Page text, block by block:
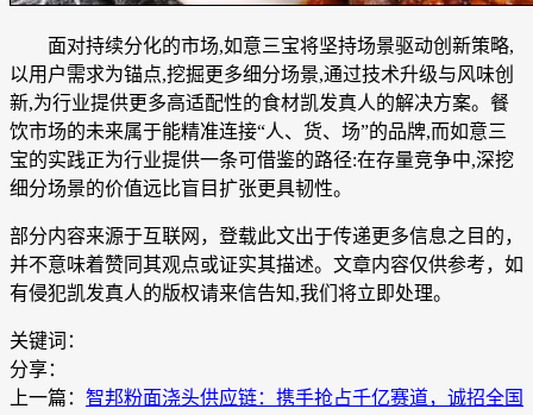
面对持续分化的市场,如意三宝将坚持场景驱动创新策略,
以用户需求为锚点,挖掘更多细分场景,通过技术升级与风味创
新,为行业提供更多高适配性的食材凯发真人的解决方案。餐
饮市场的未来属于能精准连接“人、货、场”的品牌,而如意三
宝的实践正为行业提供一条可借鉴的路径:在存量竞争中,深挖
细分场景的价值远比盲目扩张更具韧性。
部分内容来源于互联网，登载此文出于传递更多信息之目的，
并不意味着赞同其观点或证实其描述。文章内容仅供参考，如
有侵犯凯发真人的版权请来信告知,我们将立即处理。
关键词：
分享：
上一篇： 智邦粉面浇头供应链：携手抢占千亿赛道，诚招全国